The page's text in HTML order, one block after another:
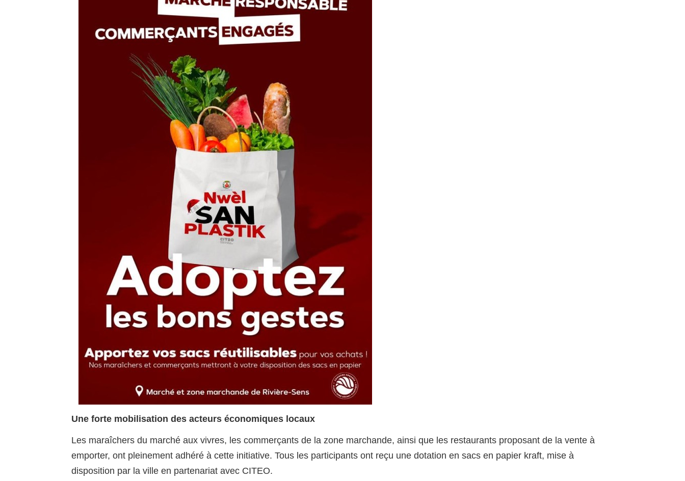
Une forte mobilisation des acteurs économiques locaux
Les maraîchers du marché aux vivres, les commerçants de la zone marchande, ainsi que les restaurants proposant de la vente à
emporter, ont pleinement adhéré à cette initiative. Tous les participants ont reçu une dotation en sacs en papier kraft, mise à
disposition par la ville en partenariat avec CITEO.